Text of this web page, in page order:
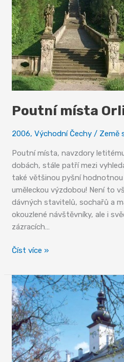
Poutní místa
2006,Východní Čechy / Země
Poutní místa, navzdory
dobách, stále patří mezi
také většinou pyšní
uměleckou výzdobou! Není to
dávných stavitelů, sochařů a
okouzlené návštěvníky, ale i
zázracích…
Poutní
Orlických
hor
Číst více »